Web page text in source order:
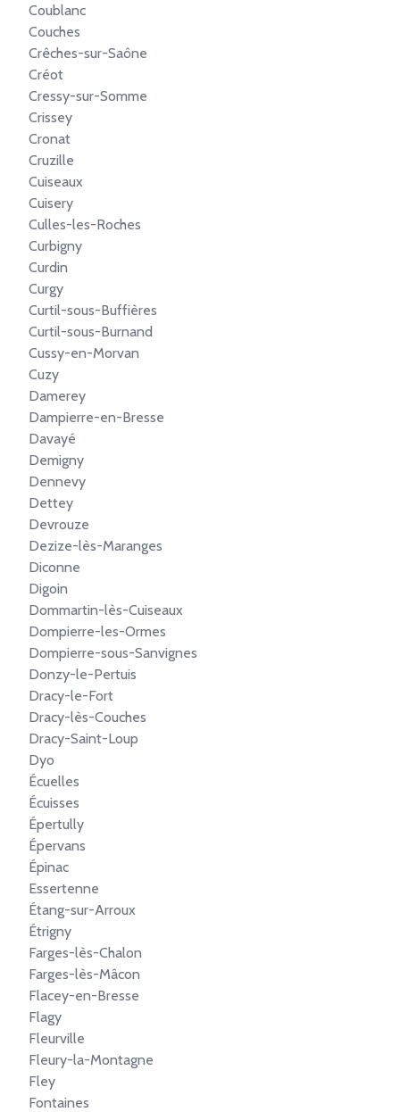
Coublanc
Couches
Crêches-sur-Saône
Créot
Cressy-sur-Somme
Crissey
Cronat
Cruzille
Cuiseaux
Cuisery
Culles-les-Roches
Curbigny
Curdin
Curgy
Curtil-sous-Buffières
Curtil-sous-Burnand
Cussy-en-Morvan
Cuzy
Damerey
Dampierre-en-Bresse
Davayé
Demigny
Dennevy
Dettey
Devrouze
Dezize-lès-Maranges
Diconne
Digoin
Dommartin-lès-Cuiseaux
Dompierre-les-Ormes
Dompierre-sous-Sanvignes
Donzy-le-Pertuis
Dracy-le-Fort
Dracy-lès-Couches
Dracy-Saint-Loup
Dyo
Écuelles
Écuisses
Épertully
Épervans
Épinac
Essertenne
Étang-sur-Arroux
Étrigny
Farges-lès-Chalon
Farges-lès-Mâcon
Flacey-en-Bresse
Flagy
Fleurville
Fleury-la-Montagne
Fley
Fontaines